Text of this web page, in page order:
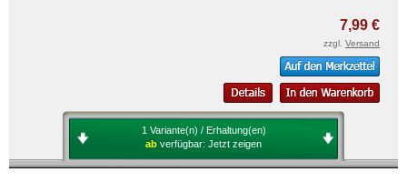
7,99 €
zzgl. Versand
1 Variante(n) / Erhaltung(en)
ab verfügbar: Jetzt zeigen